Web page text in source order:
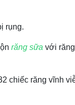
rụng.
răng sữa với
chiếc răng vĩnh